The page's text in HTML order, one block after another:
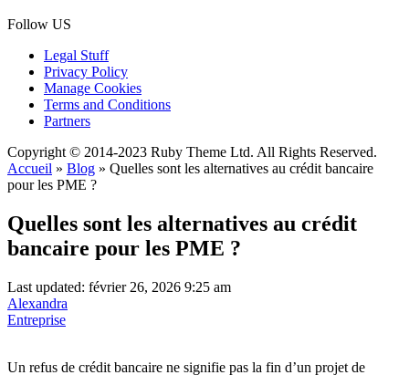
Follow US
Legal Stuff
Privacy Policy
Manage Cookies
Terms and Conditions
Partners
Copyright © 2014-2023 Ruby Theme Ltd. All Rights Reserved.
Accueil » Blog » Quelles sont les alternatives au crédit bancaire
pour les PME ?
Quelles sont les alternatives au crédit
bancaire pour les PME ?
Last updated: février 26, 2026 9:25 am
Alexandra
Entreprise
Un refus de crédit bancaire ne signifie pas la fin d’un projet de